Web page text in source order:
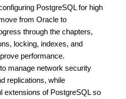
PostgreSQL for high
from Oracle to
through the chapters,
locking, indexes, and
performance.
manage network security
replications, while
extensions of PostgreSQL so